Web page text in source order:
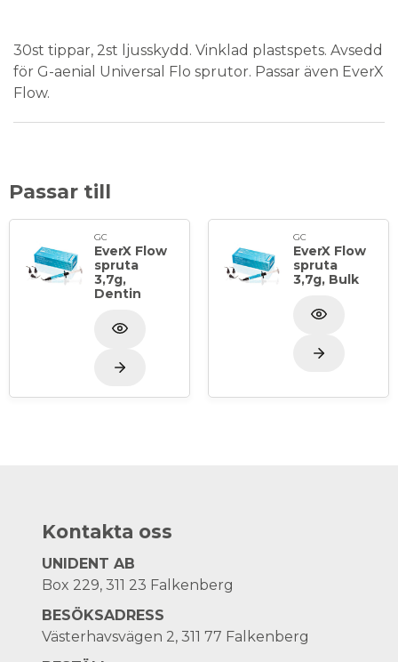
30st tippar, 2st ljusskydd. Vinklad plastspets. Avsedd
för G-aenial Universal Flo sprutor. Passar även EverX
Flow.
Passar till
GC
EverX Flow
spruta
3,7g,
Dentin
GC
EverX Flow
spruta
3,7g, Bulk
Kontakta oss
UNIDENT AB
Box 229, 311 23 Falkenberg
BESÖKSADRESS
Västerhavsvägen 2, 311 77 Falkenberg